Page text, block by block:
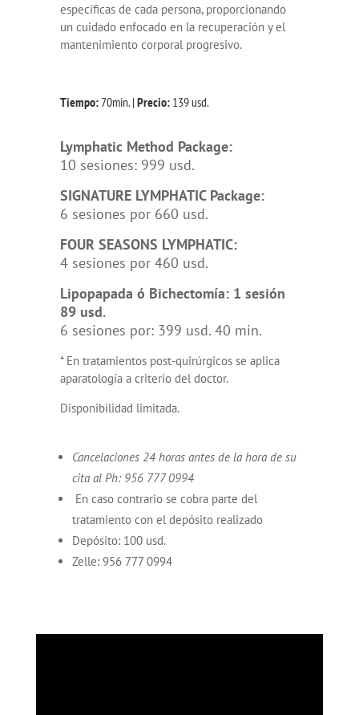
específicas de cada persona, proporcionando
un cuidado enfocado en la recuperación y el
mantenimiento corporal progresivo.
Tiempo:70min. | Precio:139 usd.
Lymphatic Method Package:
10 sesiones: 999 usd.
SIGNATURE LYMPHATIC Package:
6 sesiones por 660 usd.
FOUR SEASONS LYMPHATIC:
4 sesiones por 460 usd.
Lipopapada ó Bichectomía: 1 sesión
89 usd.
6 sesiones por: 399 usd. 40 min.
* En tratamientos post-quirúrgicos se aplica
aparatología a criterio del doctor.
Disponibilidad limitada.
Cancelaciones 24 horas antes de la hora de su
cita al Ph: 956 777 0994
En caso contrario se cobra parte del
tratamiento con el depósito realizado
Depósito: 100 usd.
Zelle: 956 777 0994